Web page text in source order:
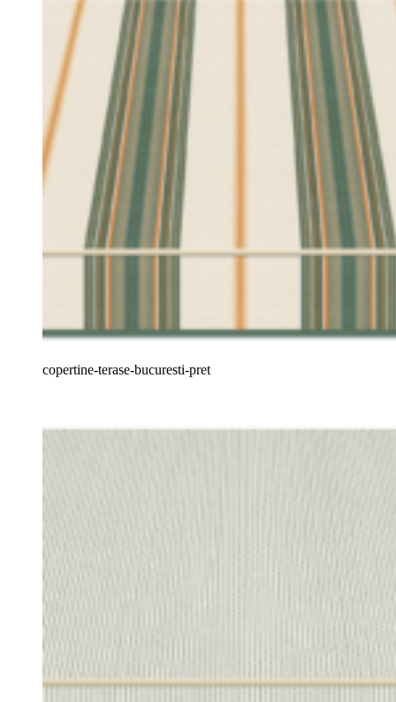
copertine-terase-bucuresti-pret